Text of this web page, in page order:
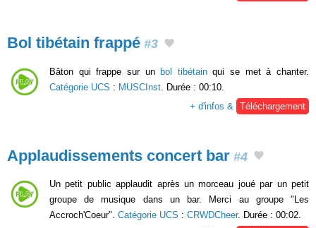
Bol tibétain frappé #3
Bâton qui frappe sur unbol tibétainqui se met à chanter.
Catégorie UCS : MUSCInst . Durée : 00:10.
+ d'infos &
Téléchargement
Applaudissements concert bar #4
Un petit public applaudit après un morceau joué par un petit
groupe de musique dans un bar. Merci au groupe "Les
Accroch'Coeur". Catégorie UCS : CRWDCheer. Durée : 00:02.